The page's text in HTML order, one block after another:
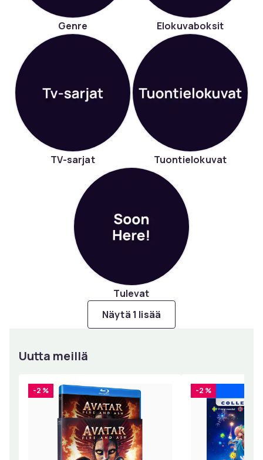
Genre Elokuvaboksit
TV-sarjat Tuontielokuvat
Tulevat
Näytä 1 lisää
Uutta meillä
-2 % -2 %